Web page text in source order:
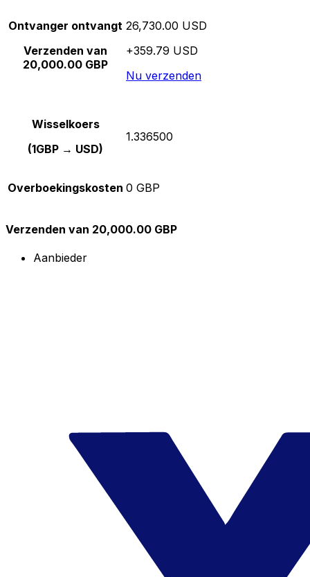
Ontvanger ontvangt
Verzenden van
20,000.00 GBP
26,730.00 USD
+359.79 USD
Nu verzenden
Wisselkoers
(1GBP → USD)
1.336500
Overboekingskosten 0 GBP
Verzenden van 20,000.00 GBP
Aanbieder